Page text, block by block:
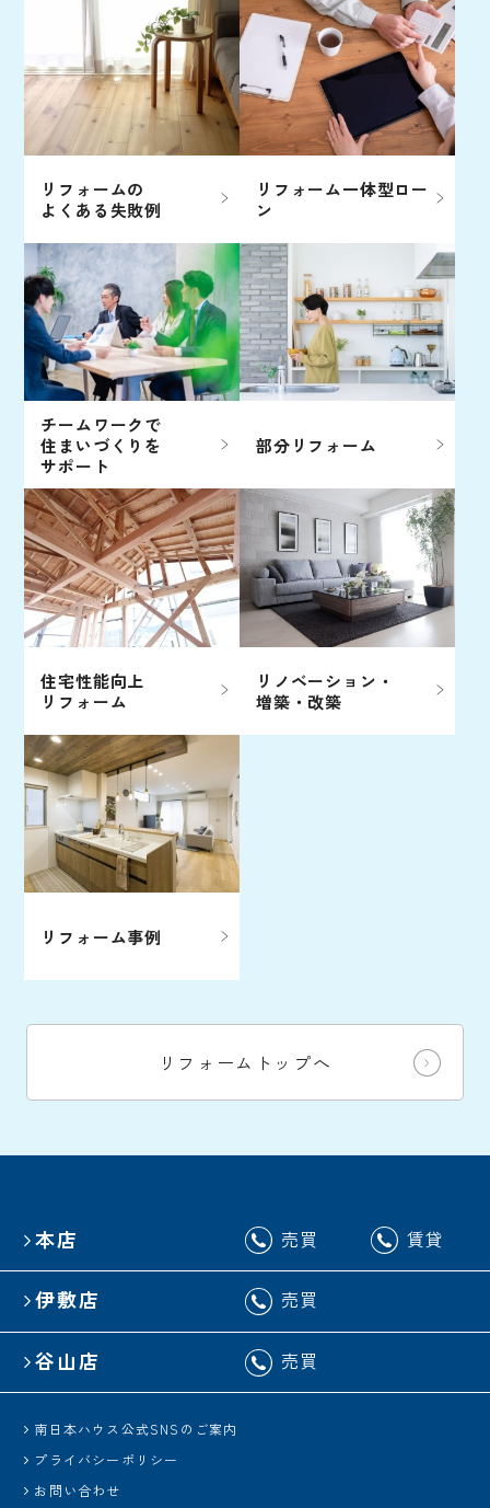
リフォームの
よくある失敗例
リフォーム一体型ロー
ン
チームワークで
住まいづくりを
サポート
部分リフォーム
住宅性能向上
リフォーム
リノベーション・
増築・改築
リフォーム事例
リフォームトップへ
本店 売買 賃貸
伊敷店 売買
谷山店 売買
南日本ハウス公式SNSのご案内
プライバシーポリシー
お問い合わせ